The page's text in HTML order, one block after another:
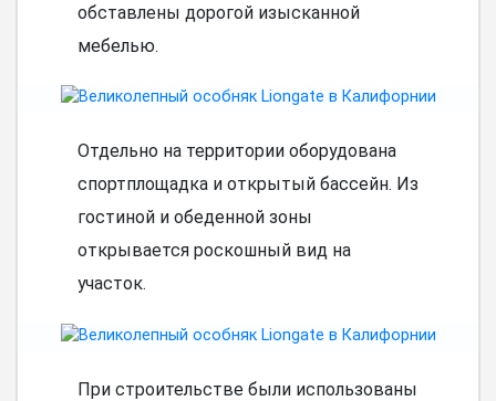
обставлены дорогой изысканной
мебелью.
Отдельно на территории оборудована
спортплощадка и открытый бассейн. Из
гостиной и обеденной зоны
открывается роскошный вид на
участок.
При строительстве были использованы